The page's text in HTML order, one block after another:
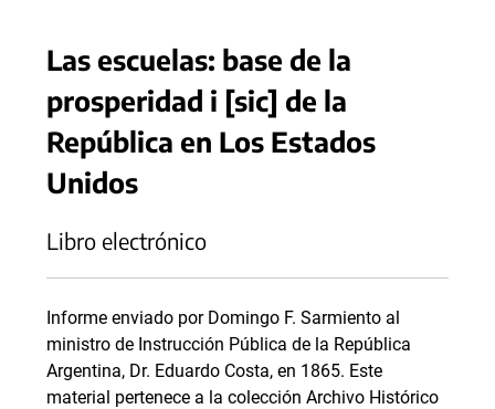
Las escuelas: base de la
prosperidad i [sic] de la
República en Los Estados
Unidos
Libro electrónico
Informe enviado por Domingo F. Sarmiento al
ministro de Instrucción Pública de la República
Argentina, Dr. Eduardo Costa, en 1865. Este
material pertenece a la colección Archivo Histórico